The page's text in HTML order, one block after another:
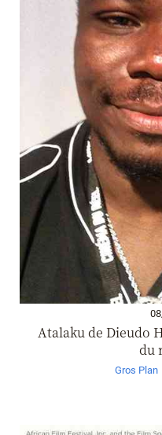
Atalaku de Dieudo
du
Gros Plan